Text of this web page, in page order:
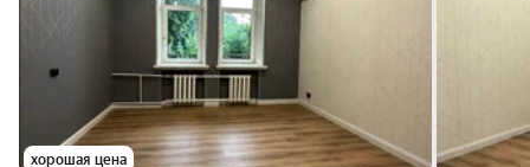
хорошая цена